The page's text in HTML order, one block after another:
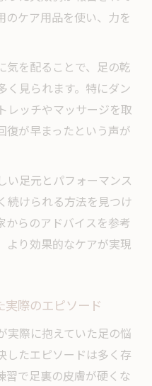
のケア用品を使い、力を
気を配ることで、足の乾
く見られます。特にダン
レッチやマッサージを取
復が早まったという声が
い足元とパフォーマンス
続けられる方法を見つけ
からのアドバイスを参考
より効果的なケアが実現
実際のエピソード
実際に抱えていた足の悩
したエピソードは多く存
習で足裏の皮膚が硬くな